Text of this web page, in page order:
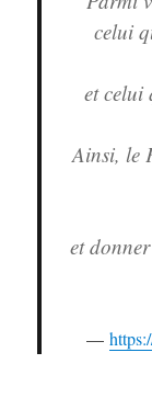
celui
et celui
Ainsi, le
et